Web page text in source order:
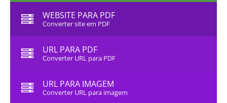
WEBSITE PARA PDF
Converter site em PDF
URL PARA PDF
Converter URL para PDF
URL PARA IMAGEM
Converter URL para imagem